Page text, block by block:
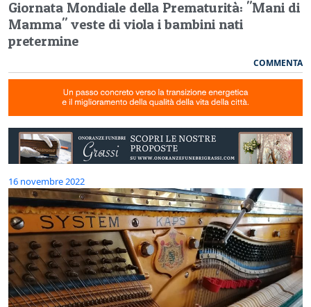
Giornata Mondiale della Prematurità: "Mani di
Mamma" veste di viola i bambini nati
pretermine
COMMENTA
16 novembre 2022